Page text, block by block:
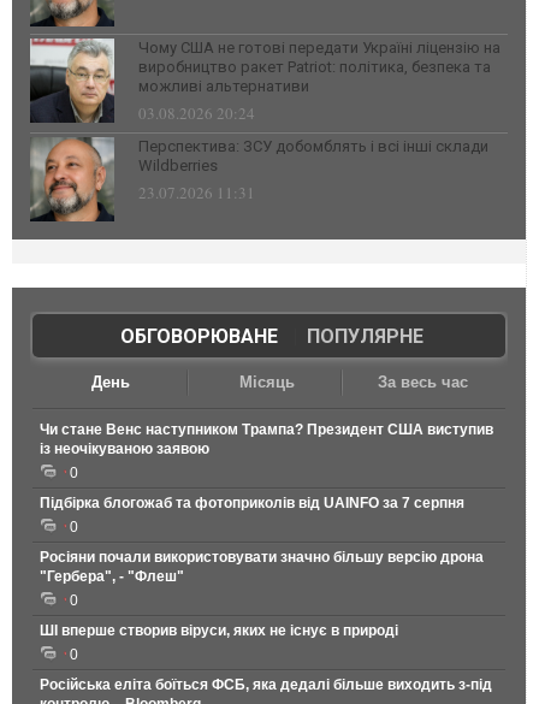
Чому США не готові передати Україні ліцензію на
виробництво ракет Patriot: політика, безпека та
можливі альтернативи
03.08.2026 20:24
Перспектива: ЗСУ добомблять і всі інші склади
Wildberries
23.07.2026 11:31
ОБГОВОРЮВАНЕ| ПОПУЛЯРНЕ
День Місяць За весь час
Чи стане Венс наступником Трампа? Президент США виступив
із неочікуваною заявою
0
Підбірка блогожаб та фотоприколів від UAINFO за 7 серпня
0
Росіяни почали використовувати значно більшу версію дрона
"Гербера", - "Флеш"
0
ШІ вперше створив віруси, яких не існує в природі
0
Російська еліта боїться ФСБ, яка дедалі більше виходить з-під